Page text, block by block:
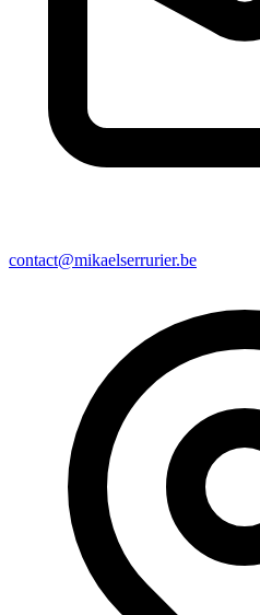
contact@mikaelserrurier.be